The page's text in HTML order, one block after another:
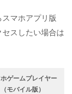
マホアプリ版
スしたい場合は
ゲームプレイヤー
（モバイル版）